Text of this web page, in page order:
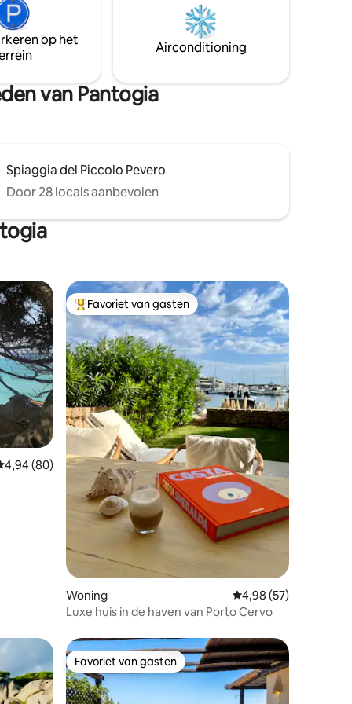
ontspanning, natuur en onvergetelijke
zonsopgangen over de Sardijnse zee. 📌
IUN P6233 – CIN IT090021C2000P6233
op het
Airconditioning
van Pantogia
Spiaggia del Piccolo Pevero
Door 28 locals aanbevolen
beoordeling van 4,94 op 5, 80 recensies
4,94 (80)
Topfavoriet van gasten
Favoriet van gasten
Woning Gemiddelde
4,98 (57)
Luxe huis in de haven van Porto Cervo
Favoriet van gasten
Favoriet van gasten